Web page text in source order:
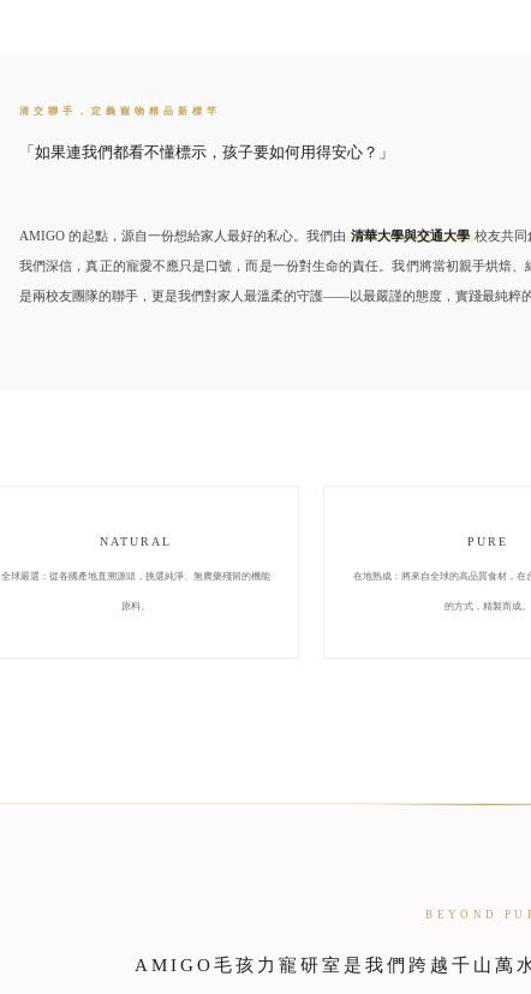
清交聯手，定義寵物精品新標竿
「如果連我們都看不懂標示，孩子要如何用得安心？」
AMIGO 的起點，源自一份想給家人最好的私心。我們由 清華大學與交通大學 校友共同
我們深信，真正的寵愛不應只是口號，而是一份對生命的責任。我們將當初親手烘焙
是兩校友團隊的聯手，更是我們對家人最溫柔的守護——以最嚴謹的態度，實踐最純粹的
NATURAL
全球嚴選：從各國產地直溯源頭，挑選純淨、無農藥殘留的機能
原料。
PURE
在地熟成：將來自全球的高品質食材，在
的方式，精製而成。
BEYOND
AMIGO毛孩力寵研室是我們跨越千山萬